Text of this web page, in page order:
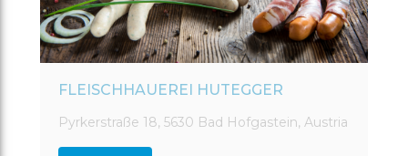
FLEISCHHAUEREI HUTEGGER
Pyrkerstraße 18, 5630 Bad Hofgastein, Austria
GUTSCHEIN
ALLE KATEGORIEN